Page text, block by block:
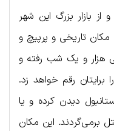
بازار بزرگ این شهر
مکان تاریخی و پرپیچ و
هزار و یک شب رفته و
برایتان رقم خواهد زد.
دیدن کرده و یا
برمی‌گردند. این مکان